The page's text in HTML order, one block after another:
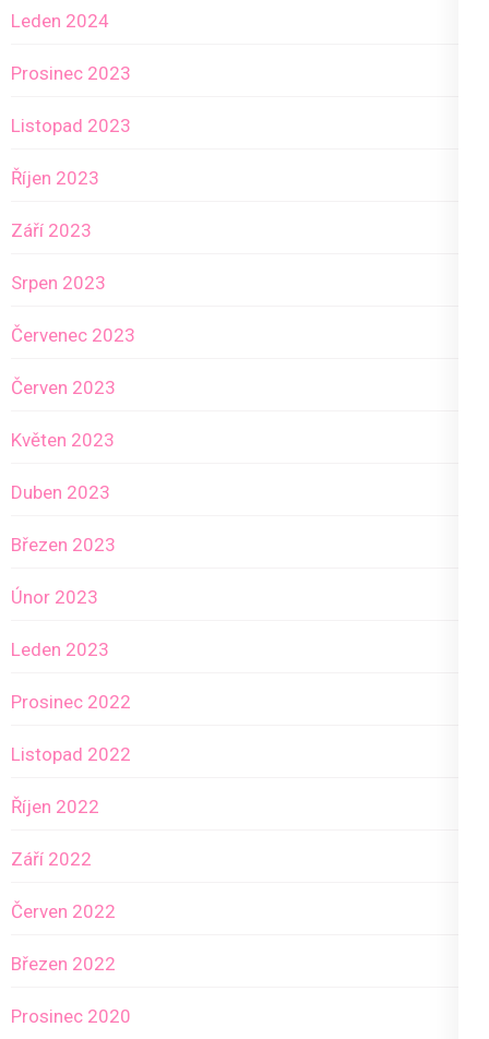
Leden 2024
Prosinec 2023
Listopad 2023
Říjen 2023
Září 2023
Srpen 2023
Červenec 2023
Červen 2023
Květen 2023
Duben 2023
Březen 2023
Únor 2023
Leden 2023
Prosinec 2022
Listopad 2022
Říjen 2022
Září 2022
Červen 2022
Březen 2022
Prosinec 2020